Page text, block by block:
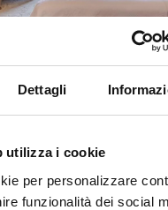
Dettagli
utilizza i cookie
per personalizzare
funzionalità dei social
Vedi galleria